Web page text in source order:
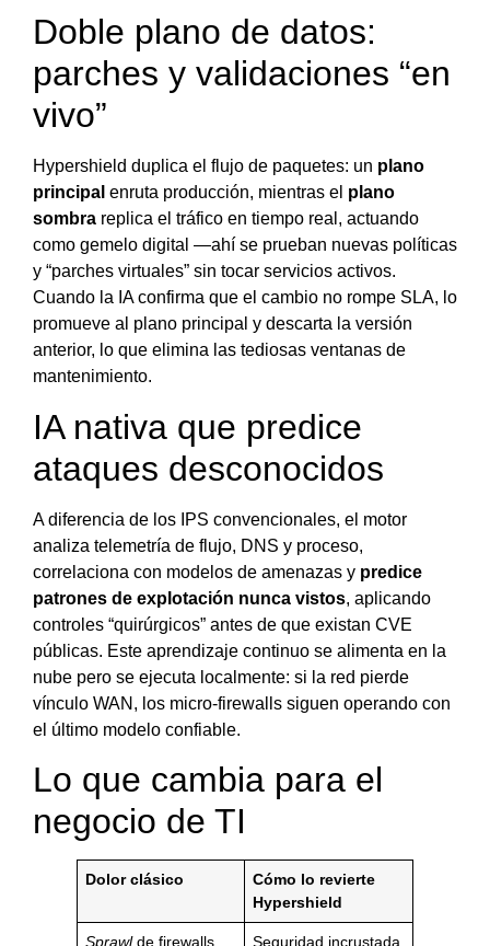
Doble plano de datos:
parches y validaciones “en
vivo”
Hypershield duplica el flujo de paquetes: un plano
principal enruta producción, mientras el plano
sombra replica el tráfico en tiempo real, actuando
como gemelo digital —ahí se prueban nuevas políticas
y “parches virtuales” sin tocar servicios activos.
Cuando la IA confirma que el cambio no rompe SLA, lo
promueve al plano principal y descarta la versión
anterior, lo que elimina las tediosas ventanas de
mantenimiento.
IA nativa que predice
ataques desconocidos
A diferencia de los IPS convencionales, el motor
analiza telemetría de flujo, DNS y proceso,
correlaciona con modelos de amenazas y predice
patrones de explotación nunca vistos, aplicando
controles “quirúrgicos” antes de que existan CVE
públicas. Este aprendizaje continuo se alimenta en la
nube pero se ejecuta localmente: si la red pierde
vínculo WAN, los micro-firewalls siguen operando con
el último modelo confiable.
Lo que cambia para el
negocio de TI
Dolor clásico
Cómo lo revierte
Hypershield
Sprawlde firewalls, Seguridad incrustada